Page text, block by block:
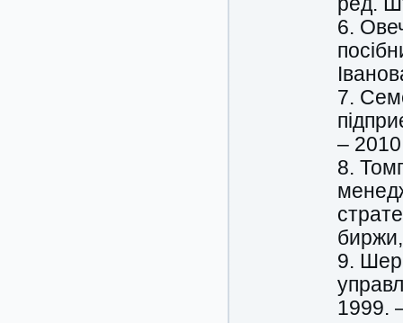
6.
7.
–
8.
9.
1999.